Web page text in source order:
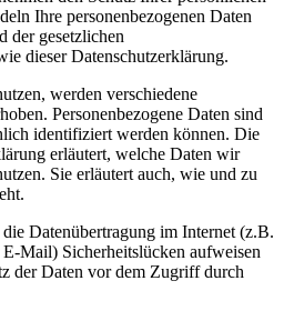
Ihre personenbezogenen Daten
der gesetzlichen
dieser Datenschutzerklärung.
werden verschiedene
Personenbezogene Daten sind
identifiziert werden können. Die
erläutert, welche Daten wir
Sie erläutert auch, wie und zu
Datenübertragung im Internet (z.B.
Mail) Sicherheitslücken aufweisen
der Daten vor dem Zugriff durch